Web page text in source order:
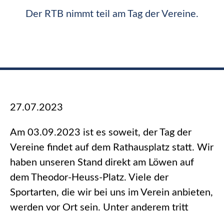
Der RTB nimmt teil am Tag der Vereine.
27.07.2023
Am 03.09.2023 ist es soweit, der Tag der
Vereine findet auf dem Rathausplatz statt. Wir
haben unseren Stand direkt am Löwen auf
dem Theodor-Heuss-Platz. Viele der
Sportarten, die wir bei uns im Verein anbieten,
werden vor Ort sein. Unter anderem tritt